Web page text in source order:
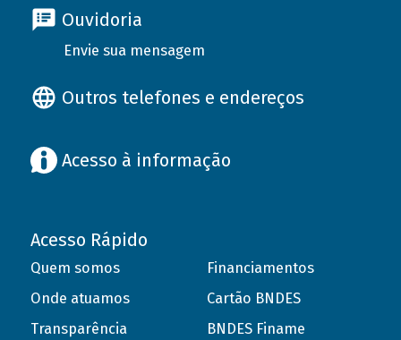
Ouvidoria
Envie sua mensagem
Outros telefones e endereços
Acesso à informação
Acesso Rápido
Quem somos
Onde atuamos
Transparência
Financiamentos
Cartão BNDES
BNDES Finame